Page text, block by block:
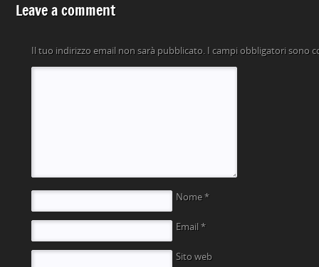
Leave a comment
Il tuo indirizzo email non sarà pubblicato. I campi obbligatori sono
Nome *
Email *
Sito web